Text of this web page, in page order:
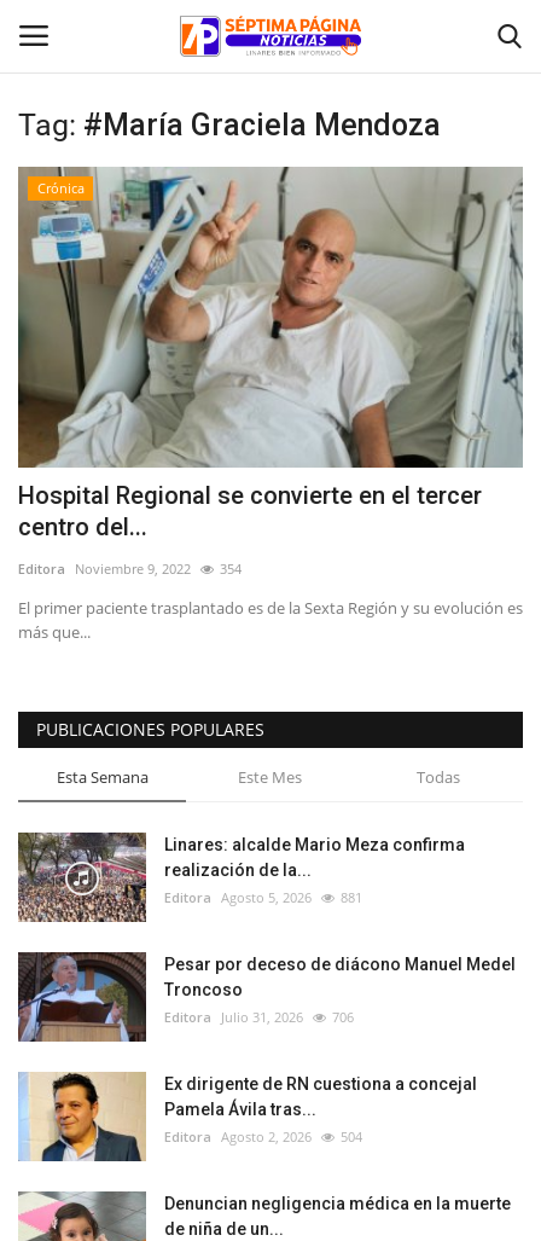
Inicio
Crónica
Policial
Tribunales
Deporte
Política
Espectáculos
Tag: #María Graciela Mendoza
Crónica
Hospital Regional se convierte en el tercer
centro del...
Editora Noviembre 9, 2022 354
El primer paciente trasplantado es de la Sexta Región y su evolución es
más que...
PUBLICACIONES POPULARES
Esta Semana Este Mes Todas
Linares: alcalde Mario Meza confirma
realización de la...
Editora Agosto 5, 2026 881
Pesar por deceso de diácono Manuel Medel
Troncoso
Editora Julio 31, 2026 706
Ex dirigente de RN cuestiona a concejal
Pamela Ávila tras...
Editora Agosto 2, 2026 504
Denuncian negligencia médica en la muerte
de niña de un...